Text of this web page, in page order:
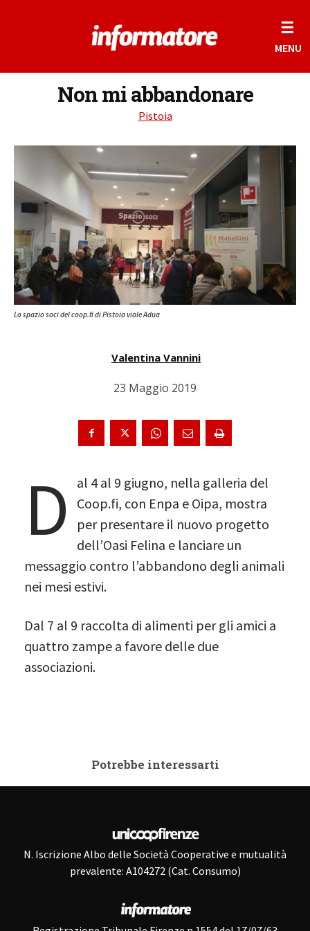
☰
MENU
Non mi abbandonare
Pistoia
Lo spazio soci del coop.fi di Pistoia viale Adua
Valentina Vannini
23 Maggio 2019
D
al 4 al 9 giugno, nella galleria del
Coop.fi, con Enpa e Oipa, mostra
per presentare il nuovo progetto
dell’Oasi Felina e lanciare un
messaggio contro l’abbandono degli animali
nei mesi estivi.
Dal 7 al 9 raccolta di alimenti per gli amici a
quattro zampe a favore delle due
associazioni.
Potrebbe interessarti
N. Iscrizione Albo delle Società Cooperative e mutualità
prevalente: A104272 (Cat. Consumo)